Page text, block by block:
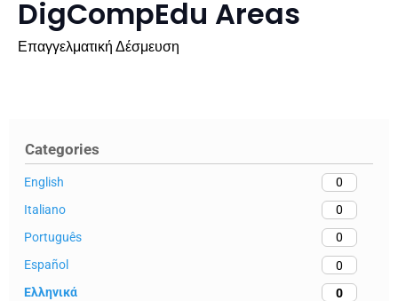
Categories
English
0
Italiano
0
Português
0
Español
0
Ελληνικά
0
DigCompEdu Areas
Επαγγελματική Δέσμευση